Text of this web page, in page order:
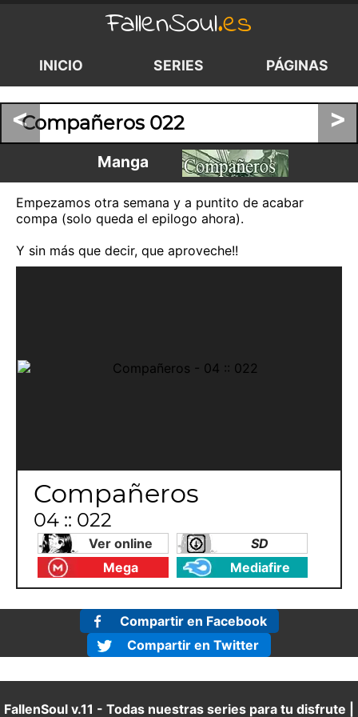
FallenSoul.es
INICIO SERIES PÁGINAS
< >
Compañeros 022
Manga
Empezamos otra semana y a puntito de acabar
compa (solo queda el epilogo ahora).
Y sin más que decir, que aproveche!!
Compañeros
04 :: 022
Ver online
SD
Mega
Mediafire
Compartir en Facebook
Compartir en Twitter
FallenSoul v.11 - Todas nuestras series para tu disfrute |